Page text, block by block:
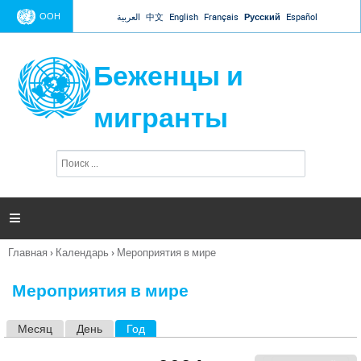
Jump to navigation
ООН العربية 中文 English Français Русский Español
Беженцы и
мигранты
п
и

Вы
Главная › Календарь › Мероприятия в мире
Мероприятия в мире
Месяц День Год